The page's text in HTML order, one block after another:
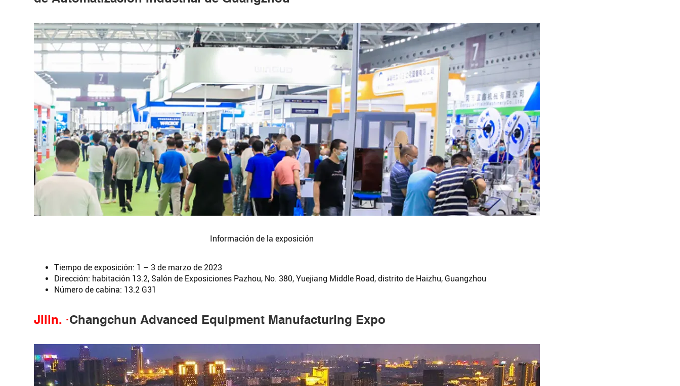
Información de la exposición
Tiempo de exposición: 1 – 3 de marzo de 2023
Dirección: habitación 13.2, Salón de Exposiciones Pazhou, No. 380, Yuejiang Middle Road, distrito de Haizhu, Guangzhou
Número de cabina: 13.2 G31
Jilin. ·Changchun Advanced Equipment Manufacturing Expo
Buscar